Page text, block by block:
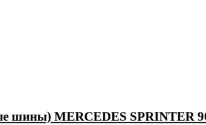
шины) MERCEDES SPRINTER